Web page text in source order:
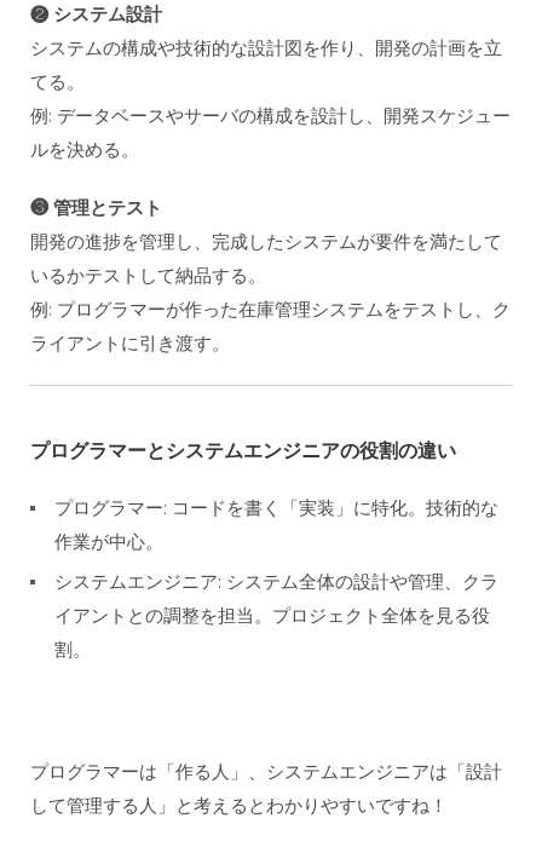
❷ システム設計
システムの構成や技術的な設計図を作り、開発の計画を立
てる。
例: データベースやサーバの構成を設計し、開発スケジュー
ルを決める。
❸ 管理とテスト
開発の進捗を管理し、完成したシステムが要件を満たして
いるかテストして納品する。
例: プログラマーが作った在庫管理システムをテストし、ク
ライアントに引き渡す。
プログラマーとシステムエンジニアの役割の違い
プログラマー: コードを書く「実装」に特化。技術的な
作業が中心。
システムエンジニア: システム全体の設計や管理、クラ
イアントとの調整を担当。プロジェクト全体を見る役
割。
プログラマーは「作る人」、システムエンジニアは「設計
して管理する人」と考えるとわかりやすいですね！